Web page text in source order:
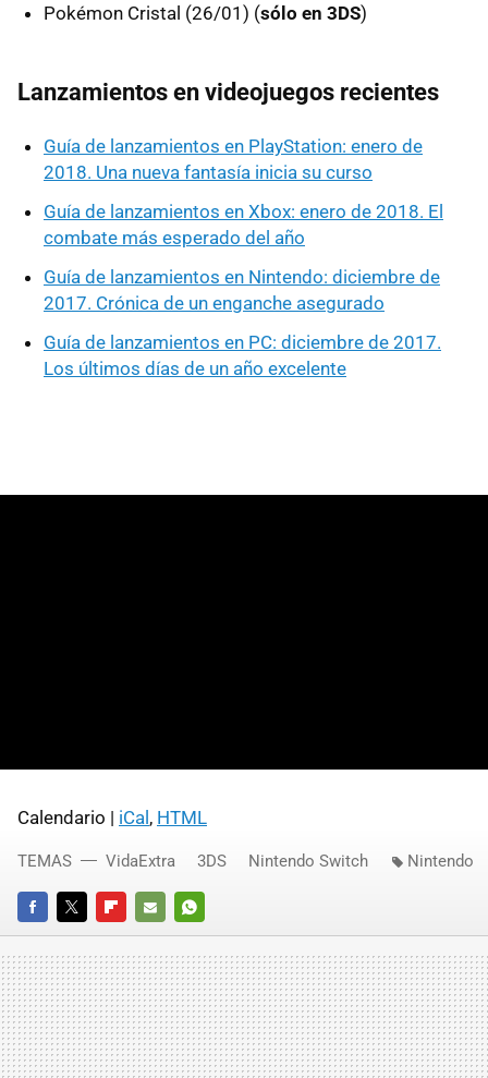
Pokémon Cristal (26/01) (sólo en 3DS)
Lanzamientos en videojuegos recientes
Guía de lanzamientos en PlayStation: enero de
2018. Una nueva fantasía inicia su curso
Guía de lanzamientos en Xbox: enero de 2018. El
combate más esperado del año
Guía de lanzamientos en Nintendo: diciembre de
2017. Crónica de un enganche asegurado
Guía de lanzamientos en PC: diciembre de 2017.
Los últimos días de un año excelente
Calendario | iCal, HTML
FACEBOOKTWITTERFLIPBOARD
E-
MAIL
WHATSAPP
TEMAS VidaExtra 3DS Nintendo Switch Nintendo